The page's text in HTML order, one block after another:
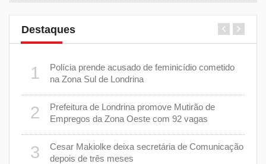
Destaques
1
Polícia prende acusado de feminicídio cometido
na Zona Sul de Londrina
2
Prefeitura de Londrina promove Mutirão de
Empregos da Zona Oeste com 92 vagas
3
Cesar Makiolke deixa secretária de Comunicação
depois de três meses